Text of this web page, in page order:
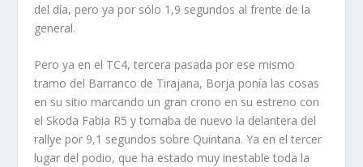
del día, pero ya por sólo 1,9 segundos al frente de la
general.
Pero ya en el TC4, tercera pasada por ese mismo
tramo del Barranco de Tirajana, Borja ponía las cosas
en su sitio marcando un gran crono en su estreno con
el Skoda Fabia R5 y tomaba de nuevo la delantera del
rallye por 9,1 segundos sobre Quintana. Ya en el tercer
lugar del podio, que ha estado muy inestable toda la